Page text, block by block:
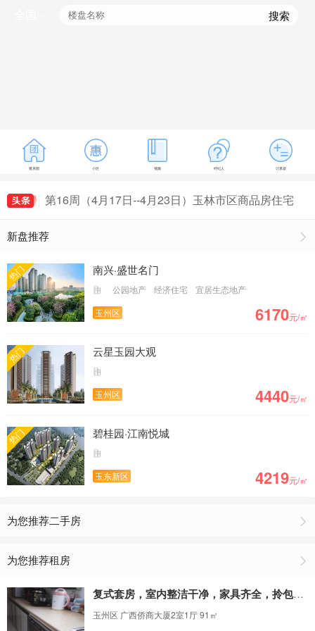
搜索
看房团 小区 视频 经纪人 计算器
第16周（4月17日--4月23日）玉林市区商品房住宅
新房价出炉，玉林房价为5161元/㎡
第19周（5月8日--5月14日）玉林市区商品房住宅
成交155套，玉林房价为5491元/㎡
第20周（5月15日--5月21日）玉林市区商品房住宅
成交135套，玉林房价为5235元/㎡
第21周（5月22日--5月28日）玉林市区商品房住宅
成交149套，玉林房价为5114元/㎡
新盘推荐
热门 南兴·盛世名门
公园地产 经济住宅
宜居生态地产
玉州区
6170元/㎡
热门 云星玉园大观
玉州区 4440元/㎡
热门 碧桂园·江南悦城
玉东新区 4219元/㎡
为您推荐二手房
为您推荐租房
复式套房，室内整洁干净，家具齐全，拎包入住
玉州区 广西侨商大厦2室1厅 91㎡